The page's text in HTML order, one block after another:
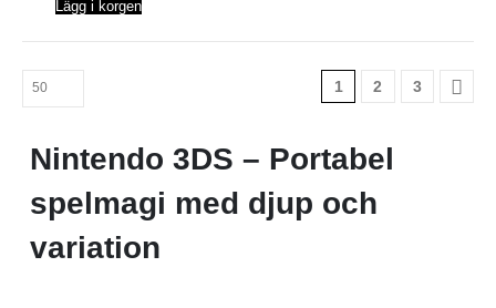
Lägg i korgen
1 2 3
Nintendo 3DS – Portabel
spelmagi med djup och
variation